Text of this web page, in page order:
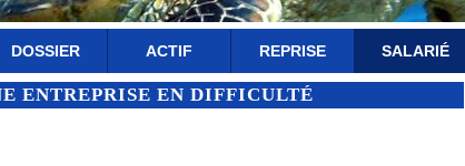
DOSSIER ACTIF REPRISE SALARIÉ
ENTREPRISE EN DIFFICULTÉ